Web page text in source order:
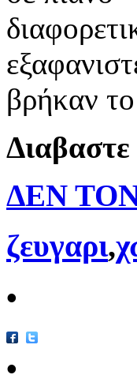
βρήκαν το
ΔΕΝ
ζευγαρι,
•
•